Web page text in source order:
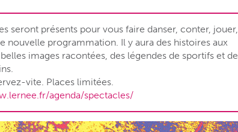
seront présents pour vous faire danser, conter, jouer,
programmation. Il y aura des histoires aux
images racontées, des légendes de sportifs et de
vite. Places limitées.
agenda/spectacles/